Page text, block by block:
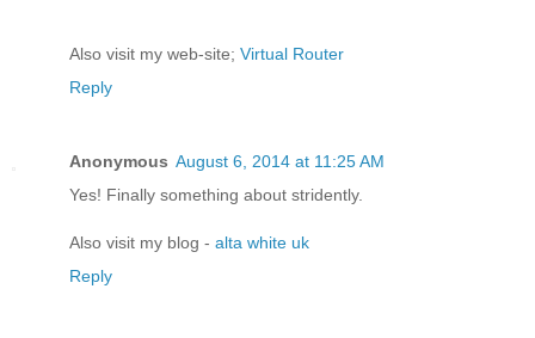
Also visit my web-site; Virtual Router
Reply
Anonymous August 6, 2014 at 11:25 AM
Yes! Finally something about stridently.
Also visit my blog - alta white uk
Reply